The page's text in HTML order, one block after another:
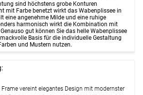
sind höchstens grobe Konturen
mit Farbe benetzt wirkt das Wabenplissee in
eine angenehme Milde und eine ruhige
harmonisch wirkt die Kombination mit
gut können Sie das helle Wabenplissee
Basis für die individuelle Gestaltung
und Mustern nutzen.
Frame vereint elegantes Design mit modernster